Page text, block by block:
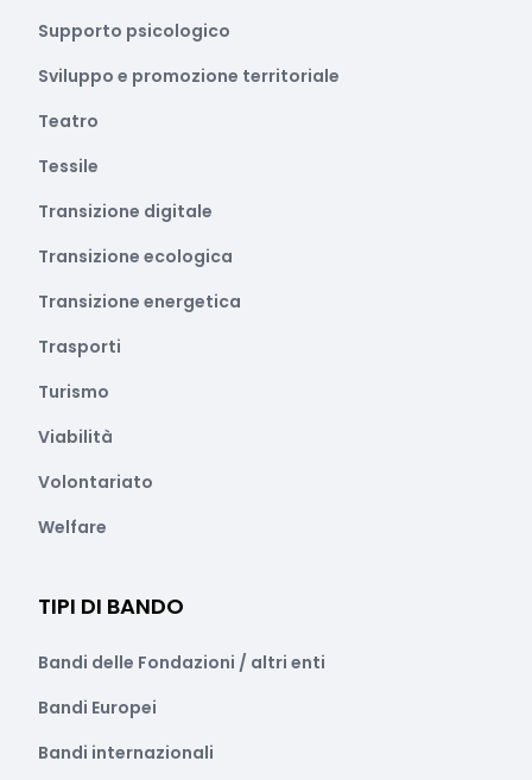
Supporto psicologico
Sviluppo e promozione territoriale
Teatro
Tessile
Transizione digitale
Transizione ecologica
Transizione energetica
Trasporti
Turismo
Viabilità
Volontariato
Welfare
TIPI DI BANDO
Bandi delle Fondazioni / altri enti
Bandi Europei
Bandi internazionali